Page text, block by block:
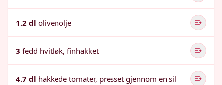
1.2 dl olivenolje
3 fedd hvitløk, finhakket
4.7 dl hakkede tomater, presset gjennom en sil